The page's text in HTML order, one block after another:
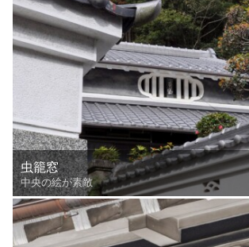
虫籠窓
中央の絵が素敵